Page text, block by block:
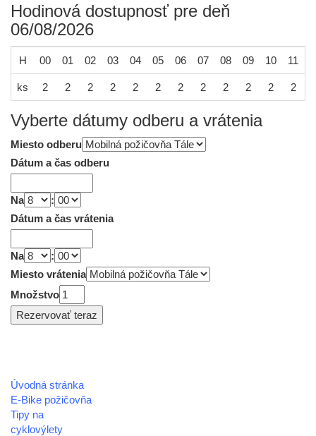
Hodinová dostupnosť pre deň
06/08/2026
H 00 01 02 03 04 05 06 07 08 09 10 11
ks 2 2 2 2 2 2 2 2 2 2 2 2
Vyberte dátumy odberu a vrátenia
Miesto odberu
Dátum a čas odberu
Na
:
Dátum a čas vrátenia
Na
:
Miesto vrátenia
Množstvo
Úvodná stránka
E-Bike požičovňa
Tipy na
cyklovýlety